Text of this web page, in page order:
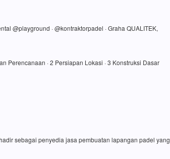
@playground · @kontraktorpadel · Graha QUALITEK,
Perencanaan · 2 Persiapan Lokasi · 3 Konstruksi Dasar
sebagai penyedia jasa pembuatan lapangan padel yang